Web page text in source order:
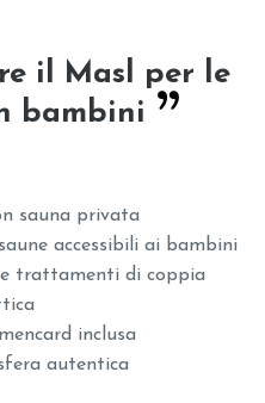
il Masl per le
bambini
sauna privata
accessibili ai bambini
e trattamenti di coppia
inclusa
autentica